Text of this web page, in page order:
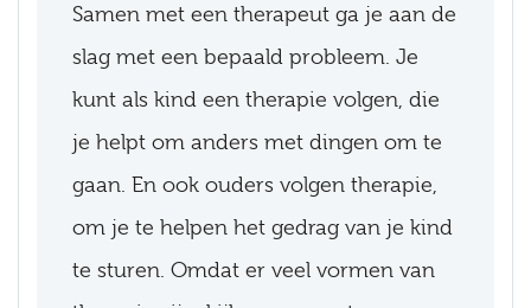
Samen met een therapeut ga je aan de
slag met een bepaald probleem. Je
kunt als kind een therapie volgen, die
je helpt om anders met dingen om te
gaan. En ook ouders volgen therapie,
om je te helpen het gedrag van je kind
te sturen. Omdat er veel vormen van